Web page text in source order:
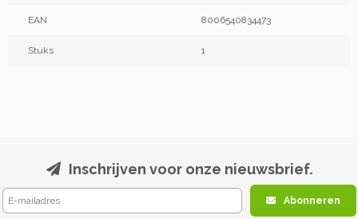
EAN 8006540834473
Stuks 1
Inschrijven voor onze nieuwsbrief.
Abonneren